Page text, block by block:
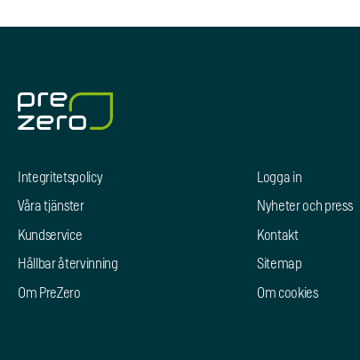
Integritetspolicy
Våra tjänster
Kundservice
Hållbar återvinning
Om PreZero
Logga in
Nyheter och press
Kontakt
Sitemap
Om cookies